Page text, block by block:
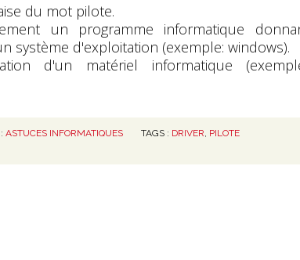
du mot pilote.
un programme informatique
système d'exploitation (exemple: windows).
d'un matériel informatique
ASTUCES INFORMATIQUES TAGS : DRIVER, PILOTE